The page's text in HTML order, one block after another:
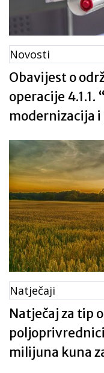
Novosti
Obavijest o
operacije
modernizacija
Natječaji
Natječaj za tip
milijuna kuna